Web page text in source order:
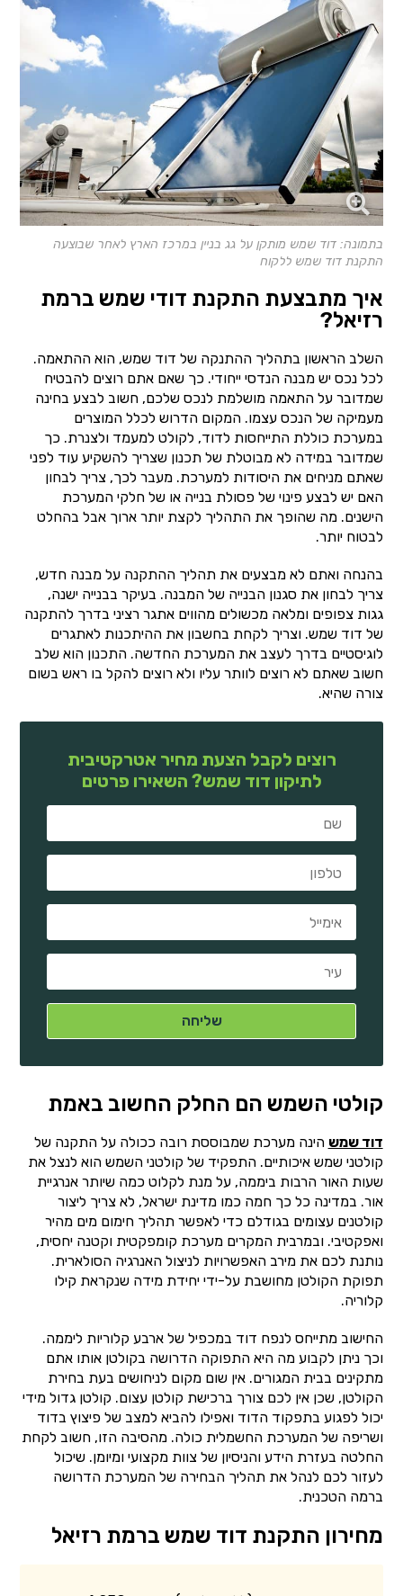
בתמונה: דוד שמש מותקן על גג בניין במרכז הארץ לאחר שבוצעה
התקנת דוד שמש ללקוח
איך מתבצעת התקנת דודי שמש ברמת
רזיאל?
השלב הראשון בתהליך ההתנקה של דוד שמש, הוא ההתאמה.
לכל נכס יש מבנה הנדסי ייחודי. כך שאם אתם רוצים להבטיח
שמדובר על התאמה מושלמת לנכס שלכם, חשוב לבצע בחינה
מעמיקה של הנכס עצמו. המקום הדרוש לכלל המוצרים
במערכת כוללת התייחסות לדוד, לקולט למעמד ולצנרת. כך
שמדובר במידה לא מבוטלת של תכנון שצריך להשקיע עוד לפני
שאתם מניחים את היסודות למערכת. מעבר לכך, צריך לבחון
האם יש לבצע פינוי של פסולת בנייה או של חלקי המערכת
הישנים. מה שהופך את התהליך לקצת יותר ארוך אבל בהחלט
לבטוח יותר.
בהנחה ואתם לא מבצעים את תהליך ההתקנה על מבנה חדש,
צריך לבחון את סגנון הבנייה של המבנה. בעיקר בבנייה ישנה,
גגות צפופים ומלאה מכשולים מהווים אתגר רציני בדרך להתקנה
של דוד שמש. וצריך לקחת בחשבון את ההיתכנות לאתגרים
לוגיסטיים בדרך לעצב את המערכת החדשה. התכנון הוא שלב
חשוב שאתם לא רוצים לוותר עליו ולא רוצים להקל בו ראש בשום
צורה שהיא.
רוצים לקבל הצעת מחיר אטרקטיבית
לתיקון דוד שמש? השאירו פרטים
קולטי השמש הם החלק החשוב באמת
דוד שמש הינה מערכת שמבוססת רובה ככולה על התקנה של
קולטני שמש איכותיים. התפקיד של קולטני השמש הוא לנצל את
שעות האור הרבות ביממה, על מנת לקלוט כמה שיותר אנרגיית
אור. במדינה כל כך חמה כמו מדינת ישראל, לא צריך ליצור
קולטנים עצומים בגודלם כדי לאפשר תהליך חימום מים מהיר
ואפקטיבי. ובמרבית המקרים מערכת קומפקטית וקטנה יחסית,
נותנת לכם את מירב האפשרויות לניצול האנרגיה הסולארית.
תפוקת הקולטן מחושבת על-ידי יחידת מידה שנקראת קילו
קלוריה.
החישוב מתייחס לנפח דוד במכפיל של ארבע קלוריות ליממה.
וכך ניתן לקבוע מה היא התפוקה הדרושה בקולטן אותו אתם
מתקינים בבית המגורים. אין שום מקום לניחושים בעת בחירת
הקולטן, שכן אין לכם צורך ברכישת קולטן עצום. קולטן גדול מידי
יכול לפגוע בתפקוד הדוד ואפילו להביא למצב של פיצוץ בדוד
ושריפה של המערכת החשמלית כולה. מהסיבה הזו, חשוב לקחת
החלטה בעזרת הידע והניסיון של צוות מקצועי ומיומן. שיכול
לעזור לכם לנהל את תהליך הבחירה של המערכת הדרושה
ברמה הטכנית.
מחירון התקנת דוד שמש ברמת רזיאל